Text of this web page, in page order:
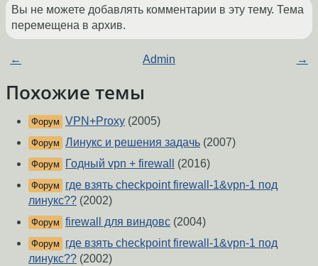
Вы не можете добавлять комментарии в эту тему. Тема
перемещена в архив.
← Admin →
Похожие темы
Форум VPN+Proxy (2005)
Форум Линукс и решения задачь (2007)
Форум Годный vpn + firewall (2016)
Форум
где взять checkpoint firewall-1&vpn-1 под
линукс?? (2002)
Форум firewall для виндовс (2004)
Форум
где взять checkpoint firewall-1&vpn-1 под
линукс?? (2002)